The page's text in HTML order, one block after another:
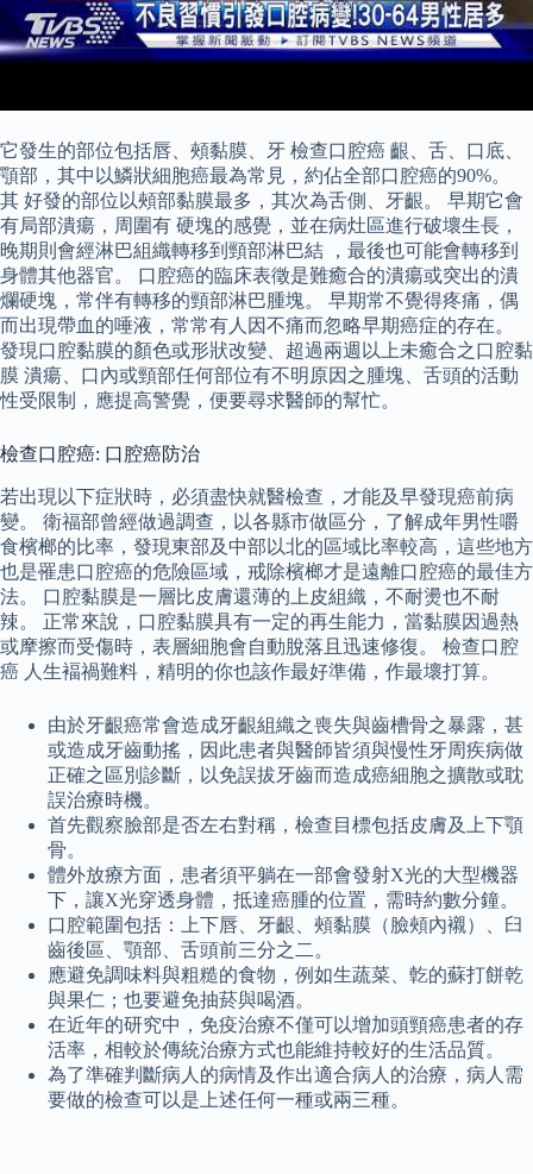
它發生的部位包括唇、頰黏膜、牙 檢查口腔癌 齦、舌、口底、
顎部，其中以鱗狀細胞癌最為常見，約佔全部口腔癌的90%。
其 好發的部位以頰部黏膜最多，其次為舌側、牙齦。 早期它會
有局部潰瘍，周圍有 硬塊的感覺，並在病灶區進行破壞生長，
晚期則會經淋巴組織轉移到頸部淋巴結 ，最後也可能會轉移到
身體其他器官。 口腔癌的臨床表徵是難癒合的潰瘍或突出的潰
爛硬塊，常伴有轉移的頸部淋巴腫塊。 早期常不覺得疼痛，偶
而出現帶血的唾液，常常有人因不痛而忽略早期癌症的存在。
發現口腔黏膜的顏色或形狀改變、超過兩週以上未癒合之口腔黏
膜 潰瘍、口內或頸部任何部位有不明原因之腫塊、舌頭的活動
性受限制，應提高警覺，便要尋求醫師的幫忙。
檢查口腔癌: 口腔癌防治
若出現以下症狀時，必須盡快就醫檢查，才能及早發現癌前病
變。 衛福部曾經做過調查，以各縣市做區分，了解成年男性嚼
食檳榔的比率，發現東部及中部以北的區域比率較高，這些地方
也是罹患口腔癌的危險區域，戒除檳榔才是遠離口腔癌的最佳方
法。 口腔黏膜是一層比皮膚還薄的上皮組織，不耐燙也不耐
辣。 正常來說，口腔黏膜具有一定的再生能力，當黏膜因過熱
或摩擦而受傷時，表層細胞會自動脫落且迅速修復。 檢查口腔
癌 人生褔禍難料，精明的你也該作最好準備，作最壞打算。
由於牙齦癌常會造成牙齦組織之喪失與齒槽骨之暴露，甚
或造成牙齒動搖，因此患者與醫師皆須與慢性牙周疾病做
正確之區別診斷，以免誤拔牙齒而造成癌細胞之擴散或耽
誤治療時機。
首先觀察臉部是否左右對稱，檢查目標包括皮膚及上下顎
骨。
體外放療方面，患者須平躺在一部會發射X光的大型機器
下，讓X光穿透身體，抵達癌腫的位置，需時約數分鐘。
口腔範圍包括：上下唇、牙齦、頰黏膜（臉頰內襯）、臼
齒後區、顎部、舌頭前三分之二。
應避免調味料與粗糙的食物，例如生蔬菜、亁的蘇打餅乾
與果仁；也要避免抽菸與喝酒。
在近年的研究中，免疫治療不僅可以增加頭頸癌患者的存
活率，相較於傳統治療方式也能維持較好的生活品質。
為了準確判斷病人的病情及作出適合病人的治療，病人需
要做的檢查可以是上述任何一種或兩三種。